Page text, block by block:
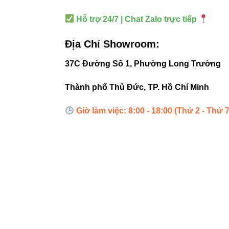
Đèn led
Đèn led
Hỗ trợ 24/7 | Chat Zalo trực tiếp
Địa Chỉ Showroom:
37C Đường Số 1, Phường Long Trường
Thành phố Thủ Đức, TP. Hồ Chí Minh
Giờ làm việc: 8:00 - 18:00 (Thứ 2 - Thứ